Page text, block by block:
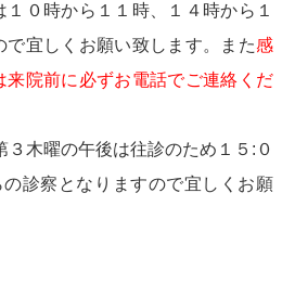
１０時から１１時、１４時から１
で宜しくお願い致します。また感
来院前に必ずお電話でご連絡くだ
３木曜の午後は往診のため１５:０
診察となりますので宜しくお願